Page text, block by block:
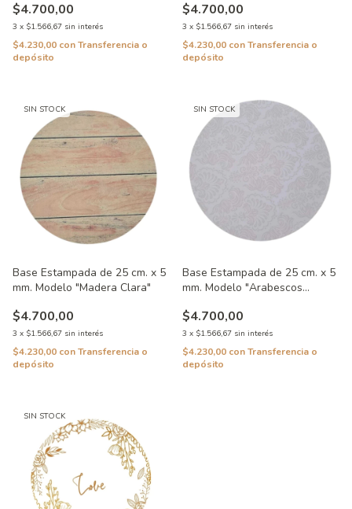
$4.700,00
3 x $1.566,67 sin interés
$4.230,00 conTransferencia o
depósito
$4.700,00
3 x $1.566,67 sin interés
$4.230,00 conTransferencia o
depósito
SIN STOCK
Base Estampada de 25 cm. x 5
mm. Modelo "Madera Clara"
$4.700,00
3 x $1.566,67 sin interés
$4.230,00 conTransferencia o
depósito
SIN STOCK
Base Estampada de 25 cm. x 5
mm. Modelo "Arabescos
$4.700,00
3 x $1.566,67 sin interés
$4.230,00 conTransferencia o
depósito
SIN STOCK